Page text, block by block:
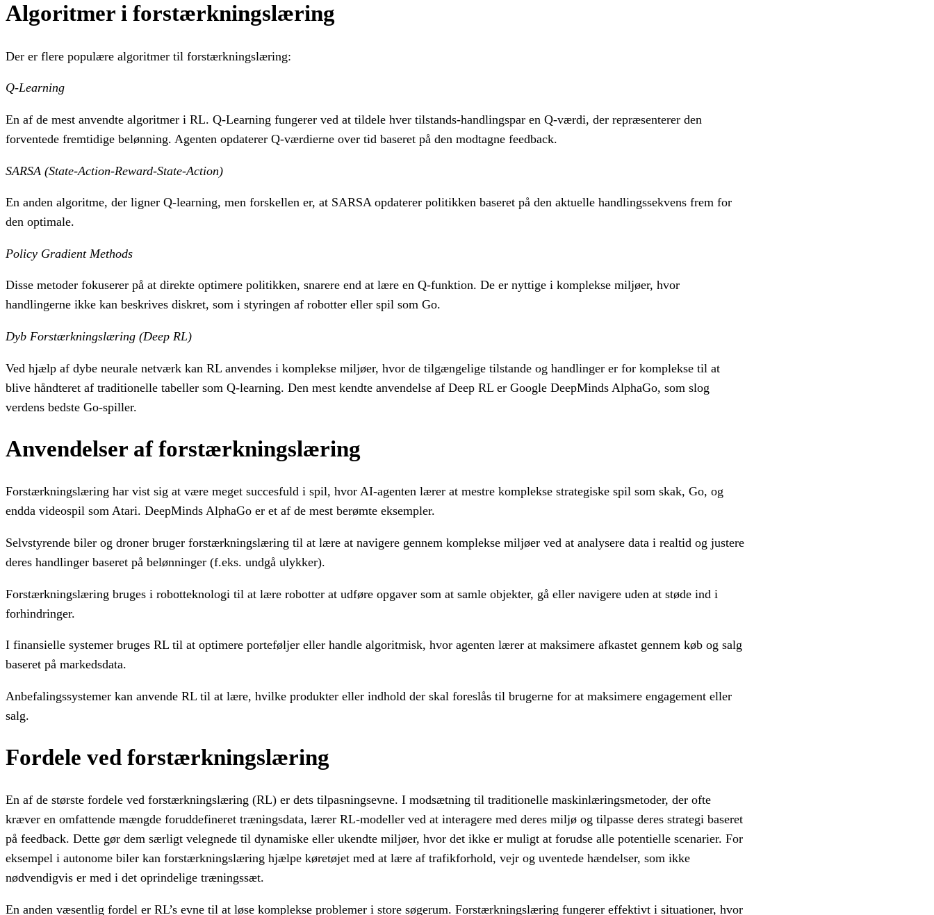
Algoritmer i forstærkningslæring
Der er flere populære algoritmer til forstærkningslæring:
Q-Learning
En af de mest anvendte algoritmer i RL. Q-Learning fungerer ved at tildele hver tilstands-handlingspar en Q-værdi, der repræsenterer den
forventede fremtidige belønning. Agenten opdaterer Q-værdierne over tid baseret på den modtagne feedback.
SARSA (State-Action-Reward-State-Action)
En anden algoritme, der ligner Q-learning, men forskellen er, at SARSA opdaterer politikken baseret på den aktuelle handlingssekvens frem for
den optimale.
Policy Gradient Methods
Disse metoder fokuserer på at direkte optimere politikken, snarere end at lære en Q-funktion. De er nyttige i komplekse miljøer, hvor
handlingerne ikke kan beskrives diskret, som i styringen af robotter eller spil som Go.
Dyb Forstærkningslæring (Deep RL)
Ved hjælp af dybe neurale netværk kan RL anvendes i komplekse miljøer, hvor de tilgængelige tilstande og handlinger er for komplekse til at
blive håndteret af traditionelle tabeller som Q-learning. Den mest kendte anvendelse af Deep RL er Google DeepMinds AlphaGo, som slog
verdens bedste Go-spiller.
Anvendelser af forstærkningslæring
Forstærkningslæring har vist sig at være meget succesfuld i spil, hvor AI-agenten lærer at mestre komplekse strategiske spil som skak, Go, og
endda videospil som Atari. DeepMinds AlphaGo er et af de mest berømte eksempler.
Selvstyrende biler og droner bruger forstærkningslæring til at lære at navigere gennem komplekse miljøer ved at analysere data i realtid og justere
deres handlinger baseret på belønninger (f.eks. undgå ulykker).
Forstærkningslæring bruges i robotteknologi til at lære robotter at udføre opgaver som at samle objekter, gå eller navigere uden at støde ind i
forhindringer.
I finansielle systemer bruges RL til at optimere porteføljer eller handle algoritmisk, hvor agenten lærer at maksimere afkastet gennem køb og salg
baseret på markedsdata.
Anbefalingssystemer kan anvende RL til at lære, hvilke produkter eller indhold der skal foreslås til brugerne for at maksimere engagement eller
salg.
Fordele ved forstærkningslæring
En af de største fordele ved forstærkningslæring (RL) er dets tilpasningsevne. I modsætning til traditionelle maskinlæringsmetoder, der ofte
kræver en omfattende mængde foruddefineret træningsdata, lærer RL-modeller ved at interagere med deres miljø og tilpasse deres strategi baseret
på feedback. Dette gør dem særligt velegnede til dynamiske eller ukendte miljøer, hvor det ikke er muligt at forudse alle potentielle scenarier. For
eksempel i autonome biler kan forstærkningslæring hjælpe køretøjet med at lære af trafikforhold, vejr og uventede hændelser, som ikke
nødvendigvis er med i det oprindelige træningssæt.
En anden væsentlig fordel er RL’s evne til at løse komplekse problemer i store søgerum. Forstærkningslæring fungerer effektivt i situationer, hvor